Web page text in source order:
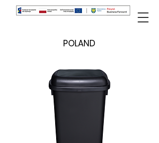
POLAND